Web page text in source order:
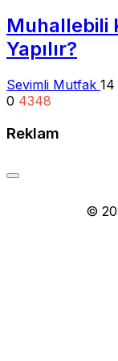
Muhallebili
Yapılır?
Sevimli Mutfak 14
0 4348
Reklam
©